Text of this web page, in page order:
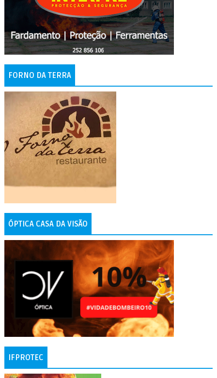
FORNO DA TERRA
ÓPTICA CASA DA VISÃO
IFPROTEC